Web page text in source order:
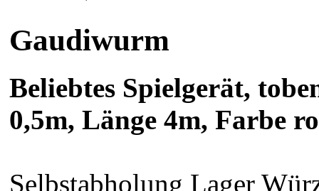
Gaudiwurm
Beliebtes Spielgerät,
0,5m, Länge 4m, Farbe
Selbstabholung Lager